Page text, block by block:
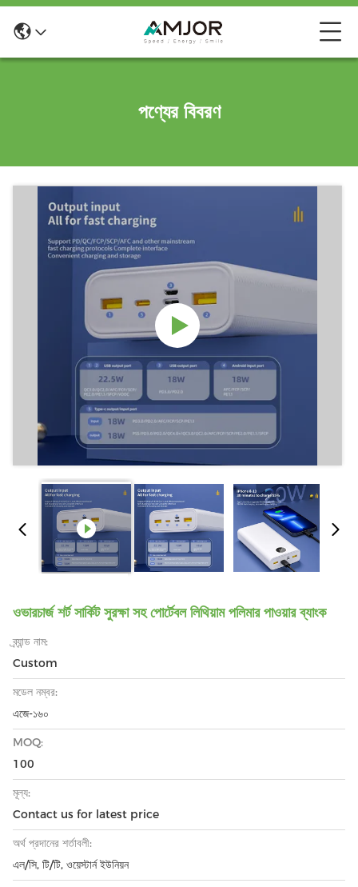
পণ্যের বিবরণ
ওভারচার্জ শর্ট সার্কিট সুরক্ষা সহ পোর্টেবল লিথিয়াম পলিমার পাওয়ার ব্যাংক
ব্র্যান্ড নাম:
Custom
মডেল নম্বর:
এজে-১৬০
MOQ:
100
মূল্য:
Contact us for latest price
অর্থ প্রদানের শর্তাবলী:
এল/সি, টি/টি, ওয়েস্টার্ন ইউনিয়ন